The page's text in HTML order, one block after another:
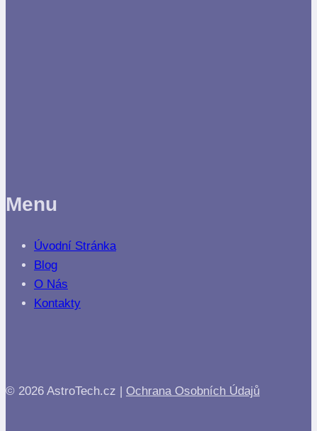
Menu
Úvodní Stránka
Blog
O Nás
Kontakty
© 2026 AstroTech.cz | Ochrana Osobních Údajů